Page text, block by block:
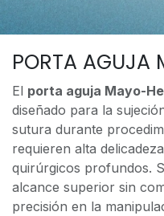
PORTA AGUJA
El porta aguja Mayo-
diseñado para la
sutura durante
requieren alta
quirúrgicos profundos.
alcance superior sin
precisión en la